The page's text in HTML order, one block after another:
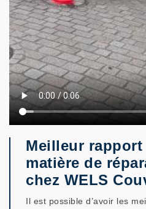
Meilleur
matière de
chez WELS
Il est possible d’avoir les